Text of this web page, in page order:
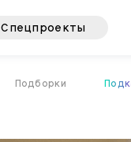
Спецпроекты
Подборки